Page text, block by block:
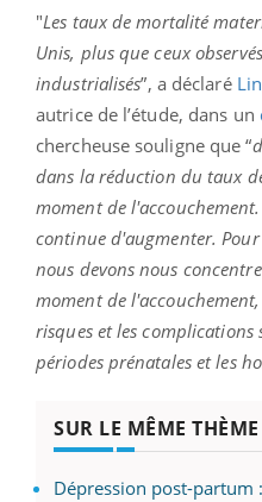
"Les taux de mortalité
Unis, plus que ceux
industrialisés”, a déclaré
autrice de l’étude, dans un
chercheuse souligne que “
dans la réduction du taux
moment de
continue d'augmenter.
nous devons nous
moment de
risques et les
périodes prénatales et les
SUR LE MÊME THÈME
Dépression post-partum